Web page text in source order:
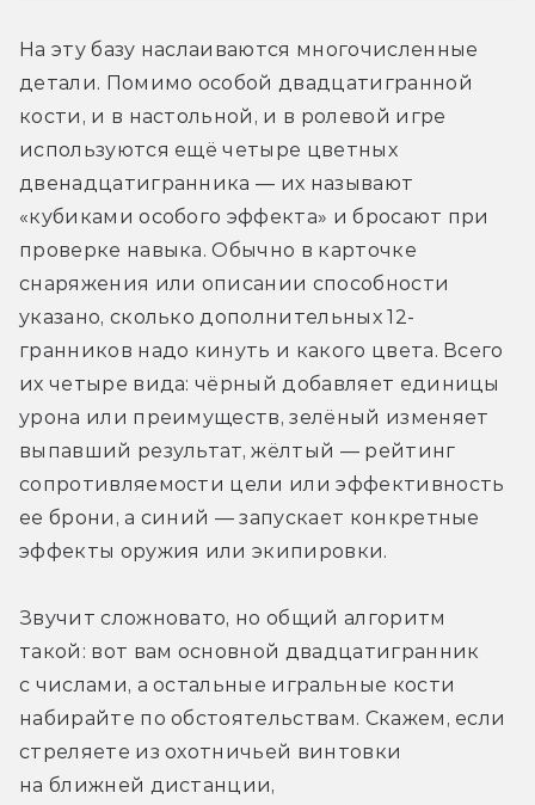
На эту базу наслаиваются многочисленные
детали. Помимо особой двадцатигранной
кости, и в настольной, и в ролевой игре
используются ещё четыре цветных
двенадцатигранника — их называют
«кубиками особого эффекта» и бросают при
проверке навыка. Обычно в карточке
снаряжения или описании способности
указано, сколько дополнительных 12-
гранников надо кинуть и какого цвета. Всего
их четыре вида: чёрный добавляет единицы
урона или преимуществ, зелёный изменяет
выпавший результат, жёлтый — рейтинг
сопротивляемости цели или эффективность
ее брони, а синий — запускает конкретные
эффекты оружия или экипировки.
Звучит сложновато, но общий алгоритм
такой: вот вам основной двадцатигранник
с числами, а остальные игральные кости
набирайте по обстоятельствам. Скажем, если
стреляете из охотничьей винтовки
на ближней дистанции,